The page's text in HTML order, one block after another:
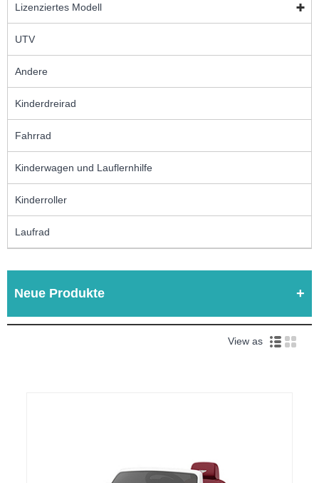
Lizenziertes Modell
UTV
Andere
Kinderdreirad
Fahrrad
Kinderwagen und Lauflernhilfe
Kinderroller
Laufrad
Neue Produkte
View as